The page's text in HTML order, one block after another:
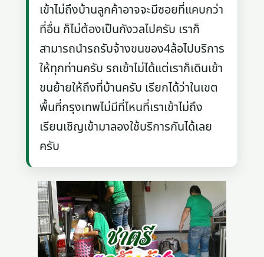
เข้าไม่ถึงบ้านลูกค้าอาจจะมีซอยที่แคบกว่า
ที่อื่น ก็ไม่ต้องเป็นกังวลไปครับ เราก็
สามารถนำรถรับจ้างขนของ4ล้อไปบริการ
ให้ทุกท่านครับ รถเข้าไม่ได้แต่เราก็เดินเข้า
ขนย้ายให้ถึงที่บ้านครับ เรียกได้ว่าในเขต
พื้นที่กรุงเทพไม่มีที่ไหนที่เราเข้าไม่ถึง
เรียนเชิญเข้ามาลองใช้บริการกันได้เลย
ครับ